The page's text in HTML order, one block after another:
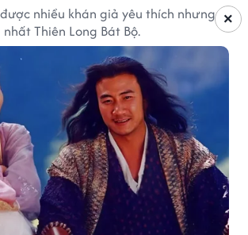
nhiều khán giả yêu thích nhưng
Thiên Long Bát Bộ.
×